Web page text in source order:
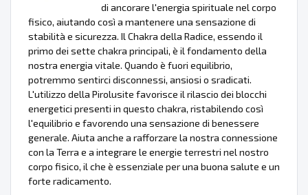
di ancorare l'energia spirituale nel corpo
fisico, aiutando così a mantenere una sensazione di
stabilità e sicurezza. Il Chakra della Radice, essendo il
primo dei sette chakra principali, è il fondamento della
nostra energia vitale. Quando è fuori equilibrio,
potremmo sentirci disconnessi, ansiosi o sradicati.
L'utilizzo della Pirolusite favorisce il rilascio dei blocchi
energetici presenti in questo chakra, ristabilendo così
l'equilibrio e favorendo una sensazione di benessere
generale. Aiuta anche a rafforzare la nostra connessione
con la Terra e a integrare le energie terrestri nel nostro
corpo fisico, il che è essenziale per una buona salute e un
forte radicamento.